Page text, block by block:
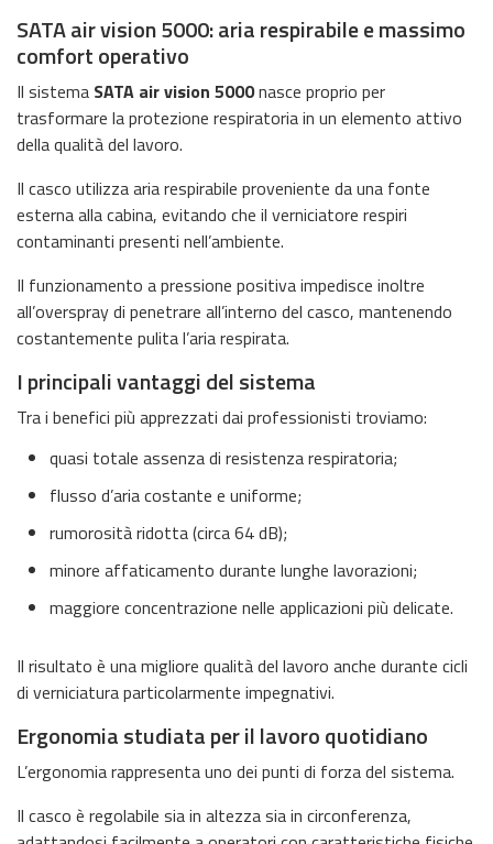
SATA air vision 5000: aria respirabile e massimo
comfort operativo
Il sistema SATA air vision 5000nasce proprio per
trasformare la protezione respiratoria in un elemento attivo
della qualità del lavoro.
Il casco utilizza aria respirabile proveniente da una fonte
esterna alla cabina, evitando che il verniciatore respiri
contaminanti presenti nell’ambiente.
Il funzionamento a pressione positiva impedisce inoltre
all’overspray di penetrare all’interno del casco, mantenendo
costantemente pulita l’aria respirata.
I principali vantaggi del sistema
Tra i benefici più apprezzati dai professionisti troviamo:
quasi totale assenza di resistenza respiratoria;
flusso d’aria costante e uniforme;
rumorosità ridotta (circa 64 dB);
minore affaticamento durante lunghe lavorazioni;
maggiore concentrazione nelle applicazioni più delicate.
Il risultato è una migliore qualità del lavoro anche durante cicli
di verniciatura particolarmente impegnativi.
Ergonomia studiata per il lavoro quotidiano
L’ergonomia rappresenta uno dei punti di forza del sistema.
Il casco è regolabile sia in altezza sia in circonferenza,